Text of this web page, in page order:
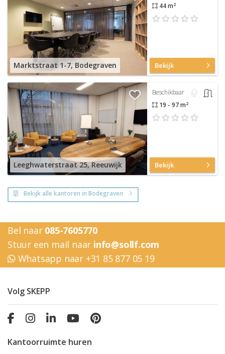
Marktstraat 1-7, Bodegraven
44 m2
Bekijk
Leeghwaterstraat 25, Reeuwijk
Beschikbaar
19 - 97 m2
Bekijk
Bekijk alle kantoren in Bodegraven
Bel naar 085-7605770
Stuur een mail naar info@sollf.com
Whatsapp naar +31 85 877 05 19
Volg SKEPP
Kantoorruimte huren